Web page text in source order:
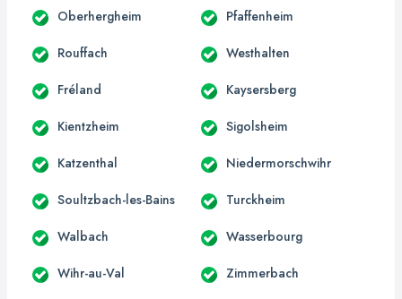
Oberhergheim Pfaffenheim
Rouffach Westhalten
Fréland Kaysersberg
Kientzheim Sigolsheim
Katzenthal Niedermorschwihr
Soultzbach-les-Bains Turckheim
Walbach Wasserbourg
Wihr-au-Val Zimmerbach